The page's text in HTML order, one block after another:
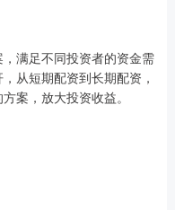
满足不同投资者的资金需
从短期配资到长期配资，
案，放大投资收益。